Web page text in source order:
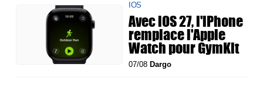
IOS
Avec iOS 27, l'iPhone
remplace l'Apple
Watch pour GymKit
07/08 Dargo